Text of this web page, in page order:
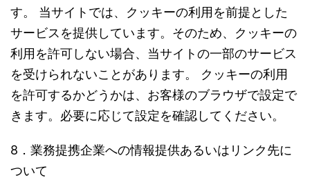
す。 当サイトでは、クッキーの利用を前提とした
サービスを提供しています。そのため、クッキーの
利用を許可しない場合、当サイトの一部のサービス
を受けられないことがあります。 クッキーの利用
を許可するかどうかは、お客様のブラウザで設定で
きます。必要に応じて設定を確認してください。
8．業務提携企業への情報提供あるいはリンク先に
ついて